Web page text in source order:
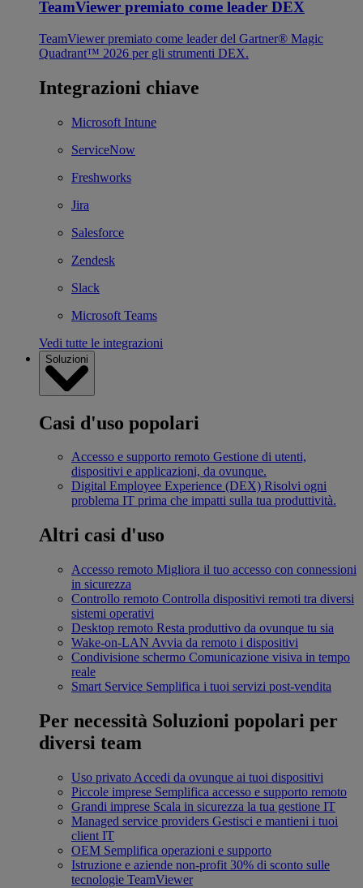
TeamViewer premiato come leader DEX
TeamViewer premiato come leader del Gartner® Magic
Quadrant™ 2026 per gli strumenti DEX.
Integrazioni chiave
Microsoft Intune
ServiceNow
Freshworks
Jira
Salesforce
Zendesk
Slack
Microsoft Teams
Vedi tutte le integrazioni
Soluzioni
Casi d'uso popolari
Accesso e supporto remoto Gestione di utenti,
dispositivi e applicazioni, da ovunque.
Digital Employee Experience (DEX) Risolvi ogni
problema IT prima che impatti sulla tua produttività.
Altri casi d'uso
Accesso remoto Migliora il tuo accesso con connessioni
in sicurezza
Controllo remoto Controlla dispositivi remoti tra diversi
sistemi operativi
Desktop remoto Resta produttivo da ovunque tu sia
Wake-on-LAN Avvia da remoto i dispositivi
Condivisione schermo Comunicazione visiva in tempo
reale
Smart Service Semplifica i tuoi servizi post-vendita
Per necessità Soluzioni popolari per
diversi team
Uso privato Accedi da ovunque ai tuoi dispositivi
Piccole imprese Semplifica accesso e supporto remoto
Grandi imprese Scala in sicurezza la tua gestione IT
Managed service providers Gestisci e mantieni i tuoi
client IT
OEM Semplifica operazioni e supporto
Istruzione e aziende non-profit 30% di sconto sulle
tecnologie TeamViewer